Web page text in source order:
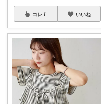
コレ いいね